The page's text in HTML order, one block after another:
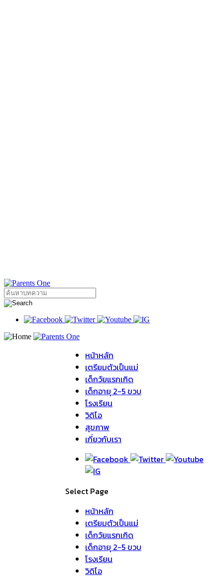
หน้าหลัก
เตรียมตัวเป็นแม่
เด็กวัยแรกเกิด
เด็กอายุ 2-5 ขวบ
โรงเรียน
วิดิโอ
สุขภาพ
เกี่ยวกับเรา
Select Page
หน้าหลัก
เตรียมตัวเป็นแม่
เด็กวัยแรกเกิด
เด็กอายุ 2-5 ขวบ
โรงเรียน
วิดิโอ